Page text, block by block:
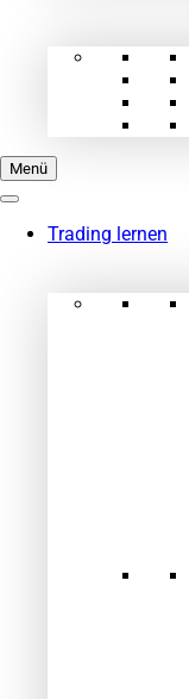
Menü
Trading lernen